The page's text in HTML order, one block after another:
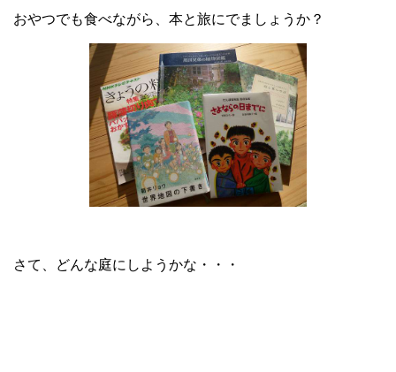
おやつでも食べながら、本と旅にでましょうか？
さて、どんな庭にしようかな・・・